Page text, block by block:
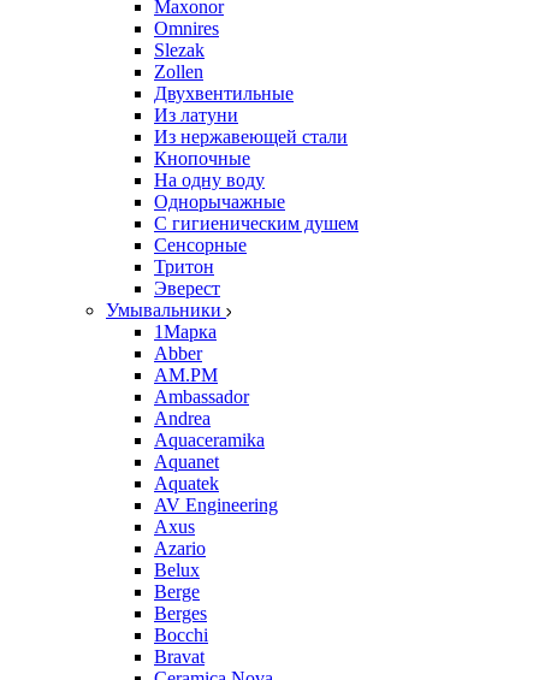
Maxonor
Omnires
Slezak
Zollen
Двухвентильные
Из латуни
Из нержавеющей стали
Кнопочные
На одну воду
Однорычажные
С гигиеническим душем
Сенсорные
Тритон
Эверест
Умывальники
1Марка
Abber
AM.PM
Ambassador
Andrea
Aquaceramika
Aquanet
Aquatek
AV Engineering
Axus
Azario
Belux
Berge
Berges
Bocchi
Bravat